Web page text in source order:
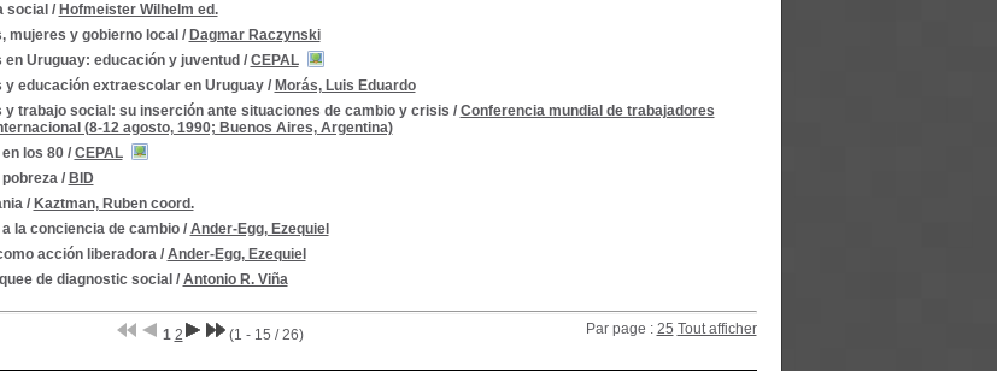
social / Hofmeister Wilhelm ed.
mujeres y gobierno local / Dagmar Raczynski
en Uruguay: educación y juventud / CEPAL
y educación extraescolar en Uruguay/ Morás, Luis Eduardo
y trabajo social: su inserción ante situaciones de cambio y crisis / Conferencia mundial de trabajadores
(8-12 agosto, 1990; Buenos Aires, Argentina)
los 80/ CEPAL
/ BID
/ Kaztman, Ruben coord.
la conciencia de cambio/ Ander-Egg, Ezequiel
acción liberadora/ Ander-Egg, Ezequiel
de diagnostic social / Antonio R. Viña
1 2 (1 - 15 / 26) Par page : 25 Tout afficher